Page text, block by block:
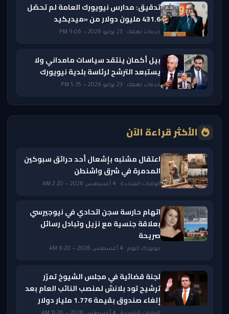
تدقيق: مدارس نيويورك العامة لم تحصّل
431.6 مليون دولار من «ميديكيد
خدمات تهمك · 23 يوليو 2026 — 9:06 PM
بيل أكمان ينتقد سياسات مامداني ولا
يستبعد الترشح لرئاسة بلدية نيويورك
خدمات تهمك · 23 يوليو 2026 — 5:35 PM
الأكثر قراءة الآن
اعتقال مشتبه بإشعال أحد حرائق سبوكين
المدمرة في شرق واشنطن
الولايات المتحدة · 4 أغسطس 2026 — 2:20 AM
اتهام حارسة سجن اتحادي في نيوجيرسي
بعلاقة جنسية مع نزيل وتبادل رسائل
صريحة
نيويورك اليوم · 4 أغسطس 2026 — 8:20 AM
لجنة قضائية في مجلس الشيوخ تمرّر
ترشيح تود بلانش لمنصب النائب العام بعد
إلغاء صندوق بقيمة 1.776 مليار دولار